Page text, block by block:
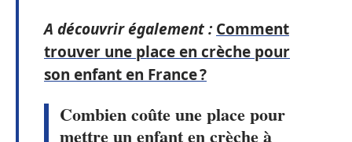
A découvrir également : Comment
trouver une place en crèche pour
son enfant en France ?
Combien coûte une place pour
mettre un enfant en crèche à